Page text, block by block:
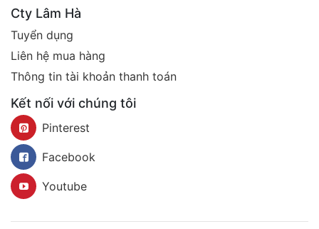
Cty Lâm Hà
Tuyển dụng
Liên hệ mua hàng
Thông tin tài khoản thanh toán
Kết nối với chúng tôi
Pinterest
Facebook
Youtube